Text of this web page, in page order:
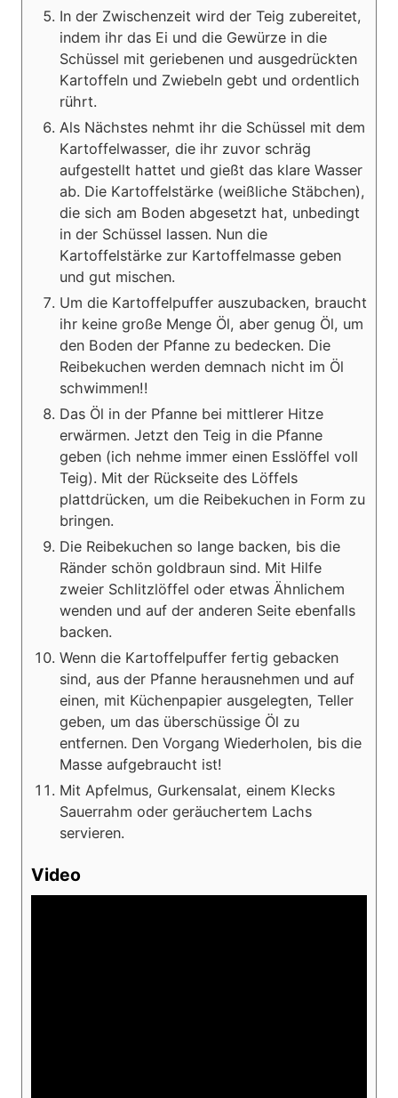
In der Zwischenzeit wird der Teig zubereitet,
indem ihr das Ei und die Gewürze in die
Schüssel mit geriebenen und ausgedrückten
Kartoffeln und Zwiebeln gebt und ordentlich
rührt.
Als Nächstes nehmt ihr die Schüssel mit dem
Kartoffelwasser, die ihr zuvor schräg
aufgestellt hattet und gießt das klare Wasser
ab. Die Kartoffelstärke (weißliche Stäbchen),
die sich am Boden abgesetzt hat, unbedingt
in der Schüssel lassen. Nun die
Kartoffelstärke zur Kartoffelmasse geben
und gut mischen.
Um die Kartoffelpuffer auszubacken, braucht
ihr keine große Menge Öl, aber genug Öl, um
den Boden der Pfanne zu bedecken. Die
Reibekuchen werden demnach nicht im Öl
schwimmen!!
Das Öl in der Pfanne bei mittlerer Hitze
erwärmen. Jetzt den Teig in die Pfanne
geben (ich nehme immer einen Esslöffel voll
Teig). Mit der Rückseite des Löffels
plattdrücken, um die Reibekuchen in Form zu
bringen.
Die Reibekuchen so lange backen, bis die
Ränder schön goldbraun sind. Mit Hilfe
zweier Schlitzlöffel oder etwas Ähnlichem
wenden und auf der anderen Seite ebenfalls
backen.
Wenn die Kartoffelpuffer fertig gebacken
sind, aus der Pfanne herausnehmen und auf
einen, mit Küchenpapier ausgelegten, Teller
geben, um das überschüssige Öl zu
entfernen. Den Vorgang Wiederholen, bis die
Masse aufgebraucht ist!
Mit Apfelmus, Gurkensalat, einem Klecks
Sauerrahm oder geräuchertem Lachs
servieren.
Video